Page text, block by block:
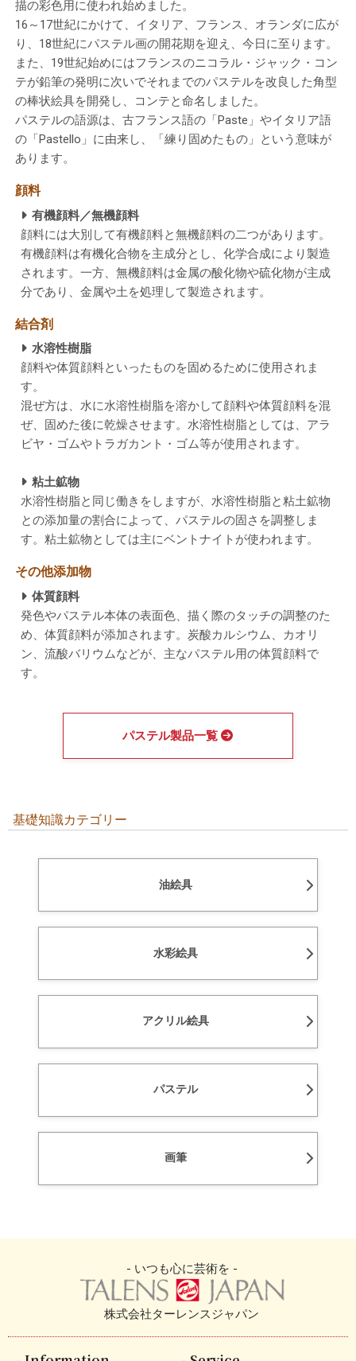
描の彩色用に使われ始めました。
16～17世紀にかけて、イタリア、フランス、オランダに広が
り、18世紀にパステル画の開花期を迎え、今日に至ります。
また、19世紀始めにはフランスのニコラル・ジャック・コン
テが鉛筆の発明に次いでそれまでのパステルを改良した角型
の棒状絵具を開発し、コンテと命名しました。
パステルの語源は、古フランス語の「Paste」やイタリア語
の「Pastello」に由来し、「練り固めたもの」という意味が
あります。
顔料
有機顔料／無機顔料
顔料には大別して有機顔料と無機顔料の二つがあります。
有機顔料は有機化合物を主成分とし、化学合成により製造
されます。一方、無機顔料は金属の酸化物や硫化物が主成
分であり、金属や土を処理して製造されます。
結合剤
水溶性樹脂
顔料や体質顔料といったものを固めるために使用されま
す。
混ぜ方は、水に水溶性樹脂を溶かして顔料や体質顔料を混
ぜ、固めた後に乾燥させます。水溶性樹脂としては、アラ
ビヤ・ゴムやトラガカント・ゴム等が使用されます。
粘土鉱物
水溶性樹脂と同じ働きをしますが、水溶性樹脂と粘土鉱物
との添加量の割合によって、パステルの固さを調整しま
す。粘土鉱物としては主にベントナイトが使われます。
その他添加物
体質顔料
発色やパステル本体の表面色、描く際のタッチの調整のた
め、体質顔料が添加されます。炭酸カルシウム、カオリ
ン、流酸バリウムなどが、主なパステル用の体質顔料で
す。
パステル製品一覧
基礎知識カテゴリー
油絵具
水彩絵具
アクリル絵具
パステル
画筆
- いつも心に芸術を -
株式会社ターレンスジャパン